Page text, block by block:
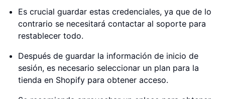
Es crucial guardar estas credenciales, ya que de lo
contrario se necesitará contactar al soporte para
restablecer todo.
Después de guardar la información de inicio de
sesión, es necesario seleccionar un plan para la
tienda en Shopify para obtener acceso.